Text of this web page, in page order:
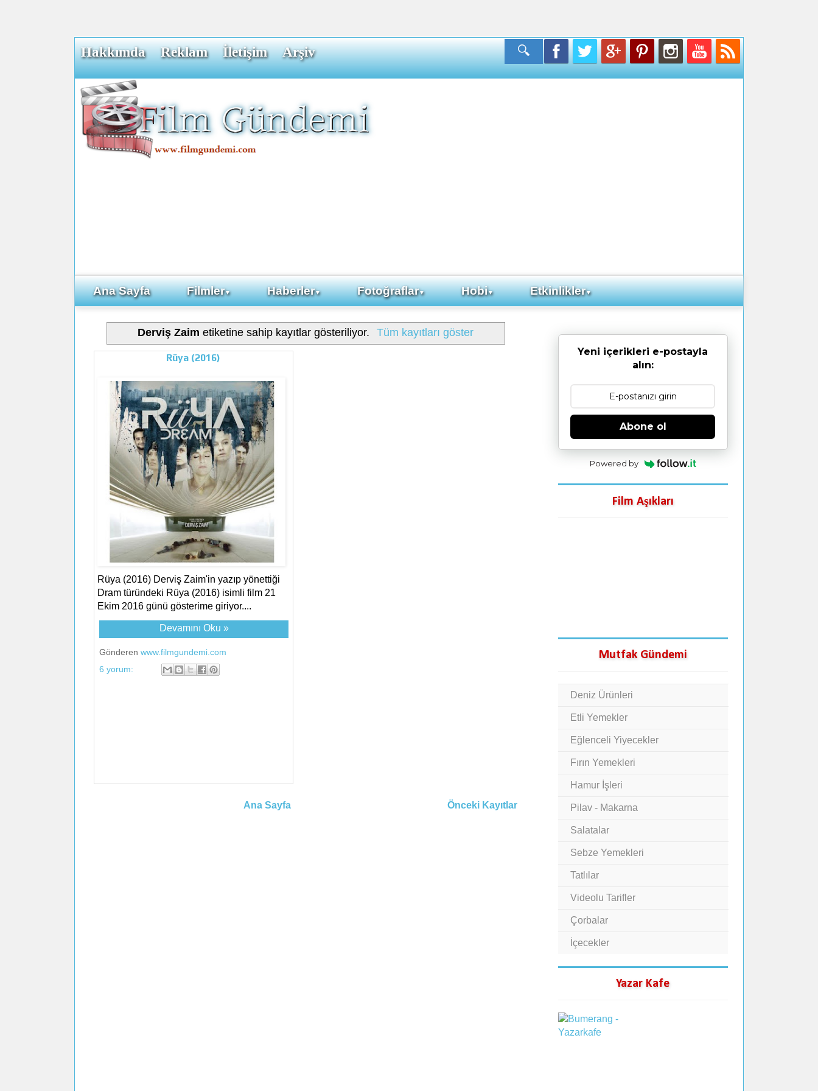
Hakkımda Reklam İletişim Arşiv
Ana Sayfa Filmler▼ Haberler▼ Fotoğraflar▼ Hobi▼ Etkinlikler▼
Derviş Zaim etiketine sahip kayıtlar gösteriliyor. Tüm kayıtları göster
Rüya (2016)
Rüya (2016) Derviş Zaim'in yazıp yönettiği
Dram türündeki Rüya (2016) isimli film 21
Ekim 2016 günü gösterime giriyor....
Devamını Oku »
Gönderen www.filmgundemi.com
6 yorum:
Önceki Kayıtlar
Ana Sayfa
Yeni içerikleri e-postayla
alın:
Abone ol
Powered by
Film Aşıkları
Mutfak Gündemi
Deniz Ürünleri
Etli Yemekler
Eğlenceli Yiyecekler
Fırın Yemekleri
Hamur İşleri
Pilav - Makarna
Salatalar
Sebze Yemekleri
Tatlılar
Videolu Tarifler
Çorbalar
İçecekler
Yazar Kafe